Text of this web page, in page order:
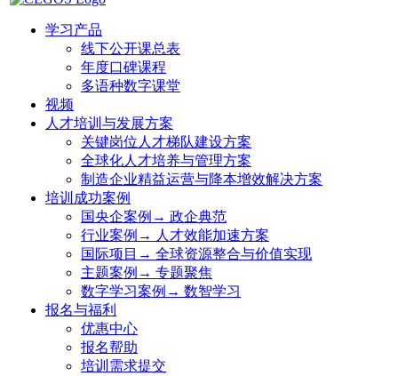
学习产品
线下公开课总表
年度口碑课程
多语种数字课堂
视频
人才培训与发展方案
关键岗位人才梯队建设方案
全球化人才培养与管理方案
制造企业精益运营与降本增效解决方案
培训成功案例
国央企案例→ 政企典范
行业案例→ 人才效能加速方案
国际项目→ 全球资源整合与价值实现
主题案例→ 专题聚焦
数字学习案例→ 数智学习
报名与福利
优惠中心
报名帮助
培训需求提交